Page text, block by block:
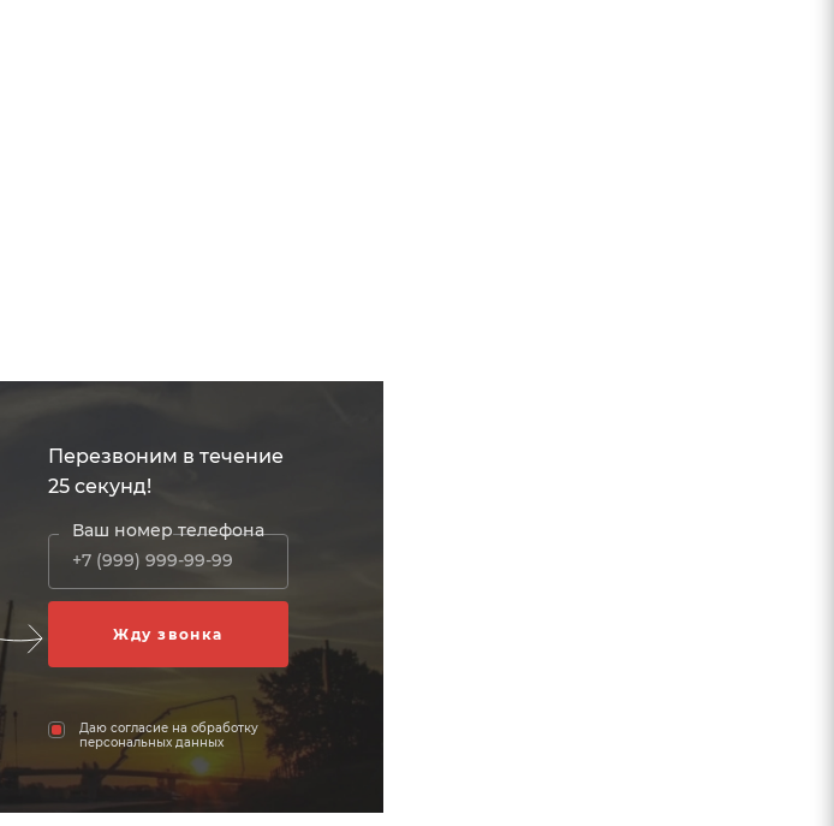
Перезвоним в течение
25 секунд!
Ваш номер телефона
Даю согласие на обработку
персональных данных